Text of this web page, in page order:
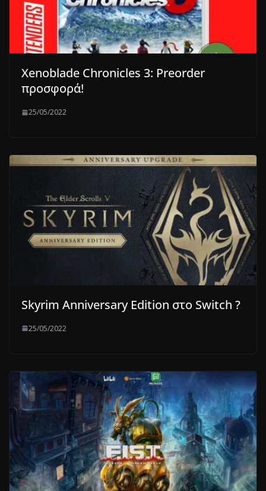
Xenoblade Chronicles 3: Preorder
προσφορά!
25/05/2022
Skyrim Anniversary Edition στο Switch ?
25/05/2022